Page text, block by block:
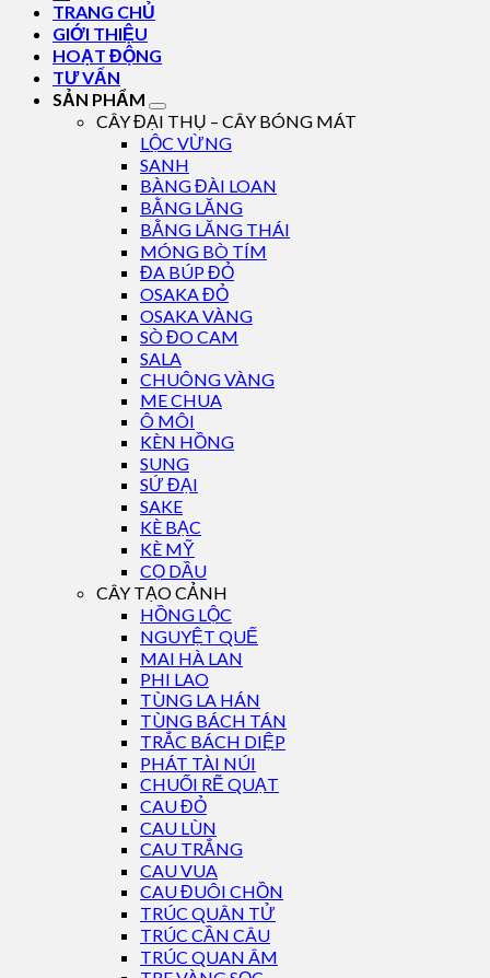
TRANG CHỦ
GIỚI THIỆU
HOẠT ĐỘNG
TƯ VẤN
SẢN PHẨM
CÂY ĐẠI THỤ – CÂY BÓNG MÁT
LỘC VỪNG
SANH
BÀNG ĐÀI LOAN
BẰNG LĂNG
BẰNG LĂNG THÁI
MÓNG BÒ TÍM
ĐA BÚP ĐỎ
OSAKA ĐỎ
OSAKA VÀNG
SÒ ĐO CAM
SALA
CHUÔNG VÀNG
ME CHUA
Ô MÔI
KÈN HỒNG
SUNG
SỨ ĐẠI
SAKE
KÈ BẠC
KÈ MỸ
CỌ DẦU
CÂY TẠO CẢNH
HỒNG LỘC
NGUYỆT QUẾ
MAI HÀ LAN
PHI LAO
TÙNG LA HÁN
TÙNG BÁCH TÁN
TRẮC BÁCH DIỆP
PHÁT TÀI NÚI
CHUỐI RẼ QUẠT
CAU ĐỎ
CAU LÙN
CAU TRẮNG
CAU VUA
CAU ĐUÔI CHỒN
TRÚC QUÂN TỬ
TRÚC CẦN CÂU
TRÚC QUAN ÂM